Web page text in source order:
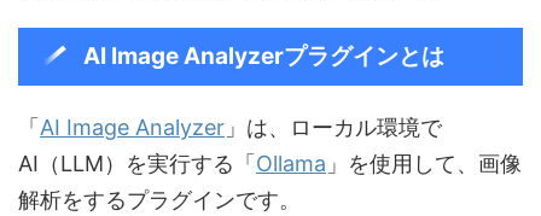
AI Image Analyzerプラグインとは
「 AI Image Analyzer 」は、ローカル環境で
AI（LLM）を実行する「 Ollama 」を使用して、画像
解析をするプラグインです。